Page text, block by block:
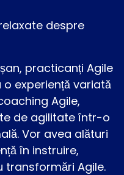
despre
practicanți Agile
o experiență variată
Agile,
de agilitate într-o
Vor avea alături
în instruire,
transformări Agile.